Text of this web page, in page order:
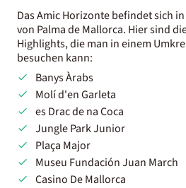
Das Amic Horizonte befindet sich
von Palma de Mallorca. Hier sind
Highlights, die man in einem
besuchen kann:
Banys Àrabs
Molí d'en Garleta
es Drac de na Coca
Jungle Park Junior
Plaça Major
Museu Fundación Juan March
Casino De Mallorca